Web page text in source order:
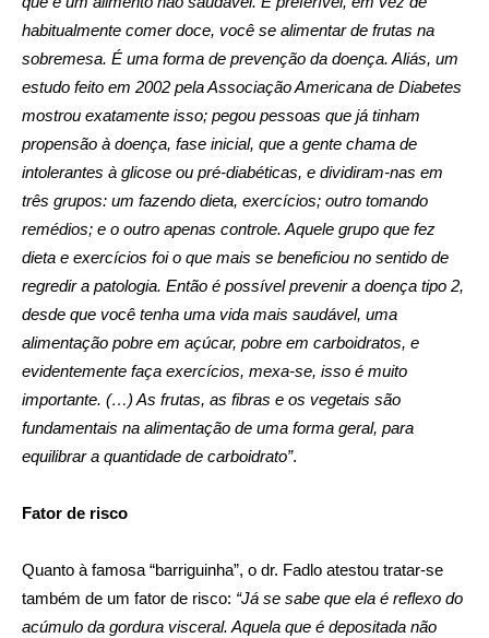
habitualmente comer doce, você se alimentar de frutas na
sobremesa. É uma forma de prevenção da doença. Aliás, um
estudo feito em 2002 pela Associação Americana de Diabetes
mostrou exatamente isso; pegou pessoas que já tinham
propensão à doença, fase inicial, que a gente chama de
intolerantes à glicose ou pré-diabéticas, e dividiram-nas em
três grupos: um fazendo dieta, exercícios; outro tomando
remédios; e o outro apenas controle. Aquele grupo que fez
dieta e exercícios foi o que mais se beneficiou no sentido de
regredir a patologia. Então é possível prevenir a doença tipo 2,
desde que você tenha uma vida mais saudável, uma
alimentação pobre em açúcar, pobre em carboidratos, e
evidentemente faça exercícios, mexa-se, isso é muito
importante. (…) As frutas, as fibras e os vegetais são
fundamentais na alimentação de uma forma geral, para
equilibrar a quantidade de carboidrato”.
Fator de risco
Quanto à famosa “barriguinha”, o dr. Fadlo atestou tratar-se
também de um fator de risco: “Já se sabe que ela é reflexo do
acúmulo da gordura visceral. Aquela que é depositada não